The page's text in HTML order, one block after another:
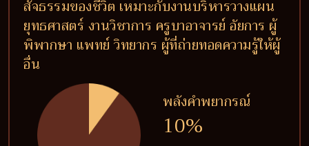
สัจธรรมของชีวิต เหมาะกับงานบริหารวางแผน
ยุทธศาสตร์ งานวิชาการ ครูบาอาจารย์ อัยการ ผู้
พิพากษา แพทย์ วิทยากร ผู้ที่ถ่ายทอดความรู้ให้ผู้
อื่น
พลังคำพยากรณ์
10%